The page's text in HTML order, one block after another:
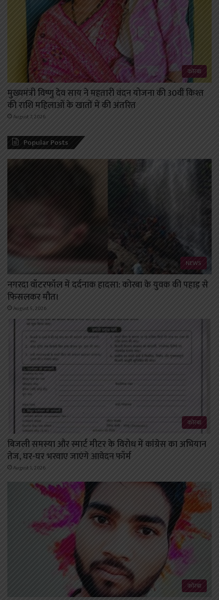
कोरबा
मुख्यमंत्री विष्णु देव साय ने महतारी वंदन योजना की 30वीं किश्त
की राशि महिलाओं के खातों में की अंतरित
August 7, 2026
Popular Posts
NEWS
नगरदा वॉटरफॉल में दर्दनाक हादसा: कोरबा के युवक की पहाड़ से
फिसलकर मौत।
August 5, 2026
कोरबा
बिजली समस्या और स्मार्ट मीटर के विरोध में कांग्रेस का अभियान
तेज, घर-घर भरवाए जाएंगे आवेदन फॉर्म
August 1, 2026
कोरबा